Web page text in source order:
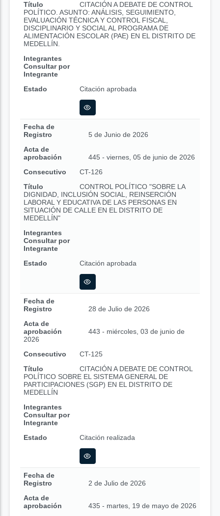
Título
CITACIÓN A DEBATE DE CONTROL
POLÍTICO. ASUNTO: ANÁLISIS, SEGUIMIENTO,
EVALUACIÓN TÉCNICA Y CONTROL FISCAL,
DISCIPLINARIO Y SOCIAL AL PROGRAMA DE
ALIMENTACIÓN ESCOLAR (PAE) EN EL DISTRITO DE
MEDELLÍN.
Integrantes
Consultar por
Integrante
Estado
Citación aprobada
Fecha de
Registro
5 de Junio de 2026
Acta de
aprobación
445 - viernes, 05 de junio de 2026
Consecutivo
CT-126
Título
CONTROL POLÍTICO "SOBRE LA
DIGNIDAD, INCLUSIÓN SOCIAL, REINSERCIÓN
LABORAL Y EDUCATIVA DE LAS PERSONAS EN
SITUACIÓN DE CALLE EN EL DISTRITO DE
MEDELLÍN"
Integrantes
Consultar por
Integrante
Estado
Citación aprobada
Fecha de
Registro
28 de Julio de 2026
Acta de
aprobación
443 - miércoles, 03 de junio de
2026
Consecutivo
CT-125
Título
CITACIÓN A DEBATE DE CONTROL
POLÍTICO SOBRE EL SISTEMA GENERAL DE
PARTICIPACIONES (SGP) EN EL DISTRITO DE
MEDELLÍN
Integrantes
Consultar por
Integrante
Estado
Citación realizada
Fecha de
Registro
2 de Julio de 2026
Acta de
aprobación
435 - martes, 19 de mayo de 2026